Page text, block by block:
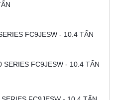
FC9JESW - 10.4 TẤN
FC9JESW - 10.4 TẤN